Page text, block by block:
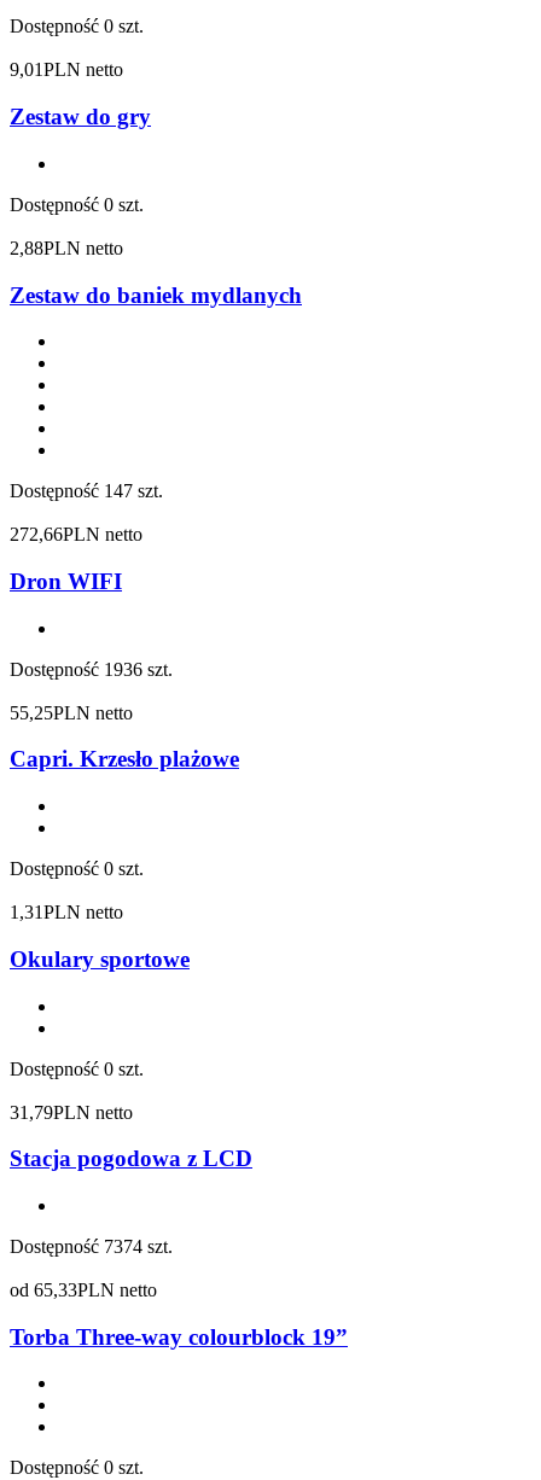
Dostępność 0 szt.
9,01PLN netto
Zestaw do gry
Dostępność 0 szt.
2,88PLN netto
Zestaw do baniek mydlanych
Dostępność 147 szt.
272,66PLN netto
Dron WIFI
Dostępność 1936 szt.
55,25PLN netto
Capri. Krzesło plażowe
Dostępność 0 szt.
1,31PLN netto
Okulary sportowe
Dostępność 0 szt.
31,79PLN netto
Stacja pogodowa z LCD
Dostępność 7374 szt.
od 65,33PLN netto
Torba Three-way colourblock 19”
Dostępność 0 szt.